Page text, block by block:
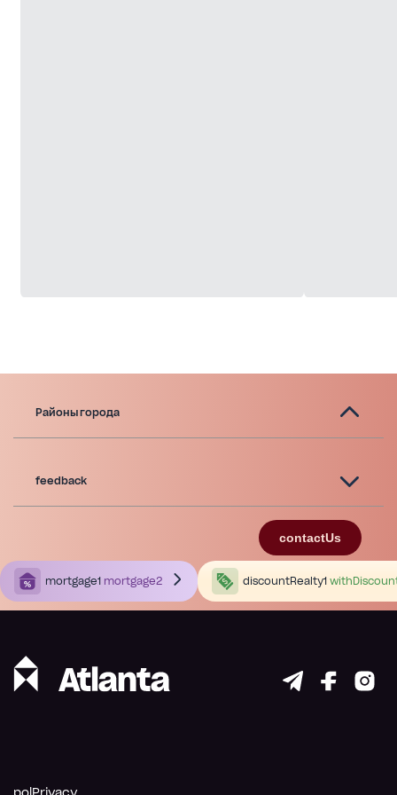
Районы города
feedback
contactUs
mortgage1 mortgage2 discountRealty1
polPrivacy